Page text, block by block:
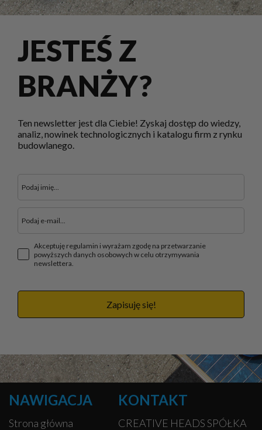
JESTEŚ Z
BRANŻY?
Ten newsletter jest dla Ciebie! Zyskaj dostęp do wiedzy,
analiz, nowinek technologicznych i katalogu firm z rynku
budowlanego.
Akceptuję regulamin i wyrażam zgodę na przetwarzanie
powyższych danych osobowych w celu otrzymywania
newslettera.
Zapisuję się!
NAWIGACJA
Strona główna
KONTAKT
CREATIVE HEADS SPÓŁKA